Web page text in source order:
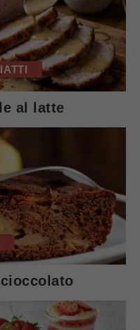
al latte